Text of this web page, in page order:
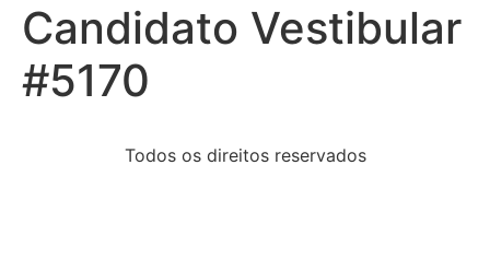
Candidato Vestibular
#5170
Todos os direitos reservados